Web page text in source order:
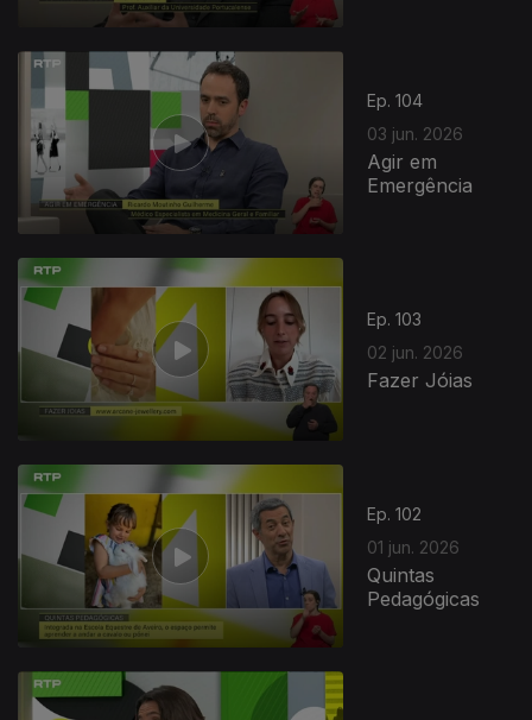
Ep. 104
03 jun. 2026
Agir em
Emergência
Ep. 103
02 jun. 2026
Fazer Jóias
Ep. 102
01 jun. 2026
Quintas
Pedagógicas